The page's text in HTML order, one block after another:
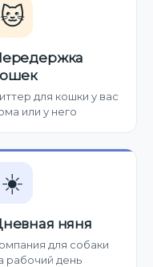
🐱
для кошки у вас
или у него
☀️
няня
для собаки
рабочий день